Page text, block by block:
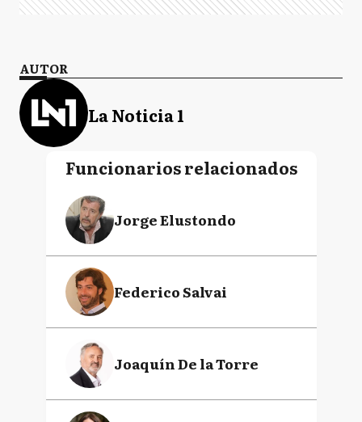
AUTOR
La Noticia 1
Funcionarios relacionados
Jorge Elustondo
Federico Salvai
Joaquín De la Torre